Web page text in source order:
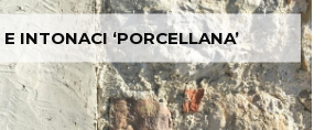
INTONACI ‘PORCELLANA’